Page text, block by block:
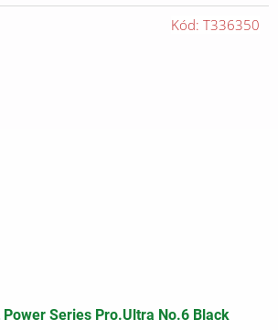
Series Pro.Ultra No.6 Black
Kód: T336350